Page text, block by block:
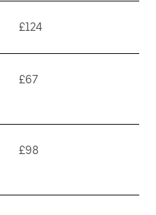
£124
£67
£98